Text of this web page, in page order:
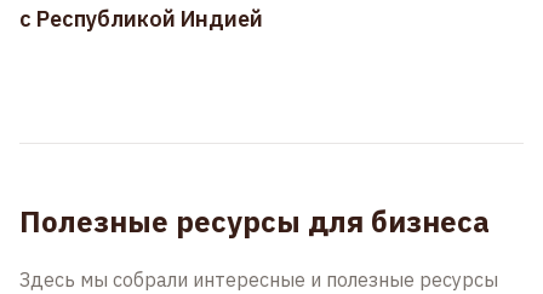
с Республикой Индией
Полезные ресурсы для бизнеса
Здесь мы собрали интересные и полезные ресурсы